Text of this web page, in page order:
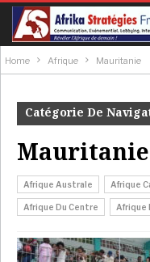
Home Afrique Mauritanie
Catégorie De
Mauritanie
Afrique Australe Afrique
Afrique Du Centre Afrique